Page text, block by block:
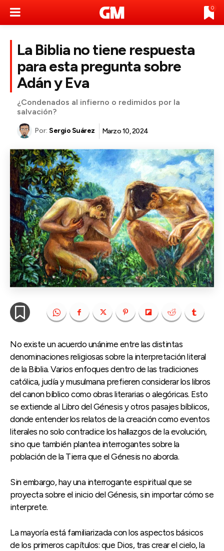
0
La Biblia no tiene respuesta
para esta pregunta sobre
Adán y Eva
¿Condenados al infierno o redimidos por la
salvación?
Por: Sergio Suárez Marzo 10, 2024
No existe un acuerdo unánime entre las distintas
denominaciones religiosas sobre la interpretación literal
de la Biblia. Varios enfoques dentro de las tradiciones
católica, judía y musulmana prefieren considerar los libros
del canon bíblico como obras literarias o alegóricas. Esto
se extiende al Libro del Génesis y otros pasajes bíblicos,
donde entender los relatos de la creación como eventos
literales no solo contradice los hallazgos de la evolución,
sino que también plantea interrogantes sobre la
población de la Tierra que el Génesis no aborda.
Sin embargo, hay una interrogante espiritual que se
proyecta sobre el inicio del Génesis, sin importar cómo se
interprete.
La mayoría está familiarizada con los aspectos básicos
de los primeros capítulos: que Dios, tras crear el cielo, la